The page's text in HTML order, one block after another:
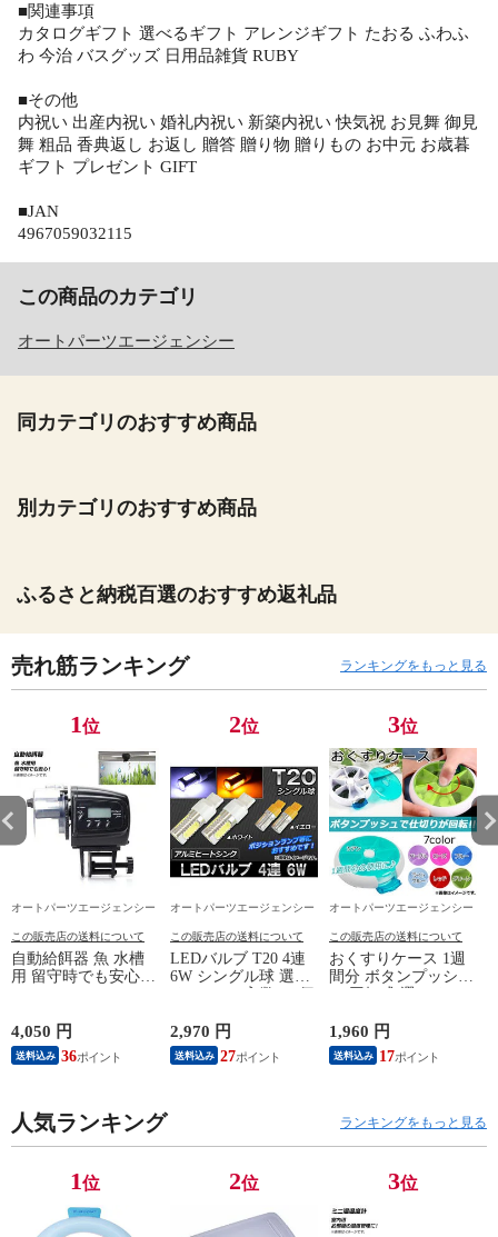
■関連事項
カタログギフト 選べるギフト アレンジギフト たおる ふわふ
わ 今治 バスグッズ 日用品雑貨 RUBY
■その他
内祝い 出産内祝い 婚礼内祝い 新築内祝い 快気祝 お見舞 御見
舞 粗品 香典返し お返し 贈答 贈り物 贈りもの お中元 お歳暮
ギフト プレゼント GIFT
■JAN
4967059032115
この商品のカテゴリ
オートパーツエージェンシー
同カテゴリのおすすめ商品
別カテゴリのおすすめ商品
ふるさと納税百選のおすすめ返礼品
売れ筋ランキング ランキングをもっと見る
1位
オートパーツエージェンシー
この販売店の送料について
自動給餌器 魚 水槽
用 留守時でも安心！
4,050 円
送料込み 36
2位
オートパーツエージェンシー
この販売店の送料について
LEDバルブ T20 4連
6W シングル球 選べ
2,970 円
送料込み 27
3位
オートパーツエージェンシー
この販売店の送料について
おくすりケース 1週
間分 ボタンプッシ
1,960 円
送料込み 17
人気ランキング ランキングをもっと見る
1位 2位 3位